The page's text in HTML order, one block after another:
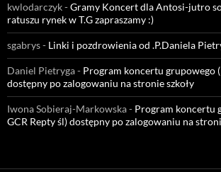
kwlodarczyk-Gramy Koncert dla Antosi-jutro
ratuszu rynek w T.G zapraszamy :)
sgabrys- Linki i pozdrowienia od .P.Daniela
Daniel Pietryga- Program koncertu grupowego
dostępny po zalogowaniu na stronie szkoły
Iwona Sobieraj-Markowska- Program koncertu
GCR Repty śl) dostępny po zalogowaniu na